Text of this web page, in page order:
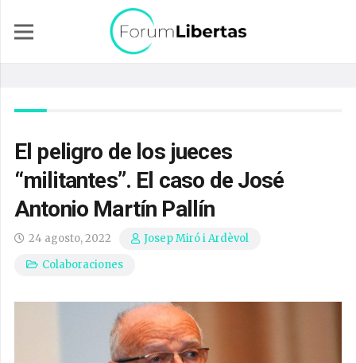
El peligro de los jueces
“militantes”. El caso de José
Antonio Martín Pallín
24 agosto, 2022
Josep Miró i Ardèvol
Colaboraciones